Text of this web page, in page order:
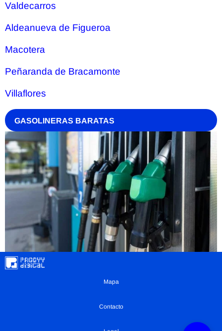
Valdecarros
Aldeanueva de Figueroa
Macotera
Peñaranda de Bracamonte
Villaflores
GASOLINERAS BARATAS
Mapa
Contacto